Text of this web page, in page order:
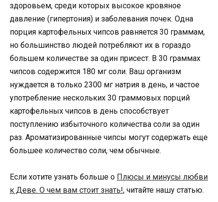
здоровьем, среди которых высокое кровяное
давление (гипертония) и заболевания почек. Одна
порция картофельных чипсов равняется 30 граммам,
но большинство людей потребляют их в гораздо
большем количестве за один присест. В 30 граммах
чипсов содержится 180 мг соли. Ваш организм
нуждается в только 2300 мг натрия в день, и частое
употребление нескольких 30 граммовых порций
картофельных чипсов в день способствует
поступлению избыточного количества соли за один
раз. Ароматизированные чипсы могут содержать еще
большее количество соли, чем обычные.
Если хотите узнать больше о Плюсы и минусы любви
к Деве. О чем вам стоит знать!, читайте нашу статью.